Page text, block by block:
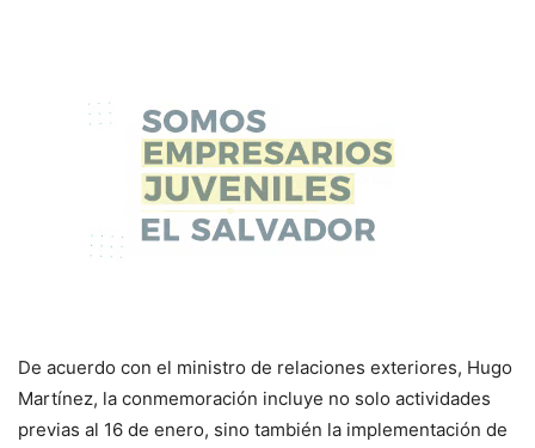
De acuerdo con el ministro de relaciones exteriores, Hugo
Martínez, la conmemoración incluye no solo actividades
previas al 16 de enero, sino también la implementación de